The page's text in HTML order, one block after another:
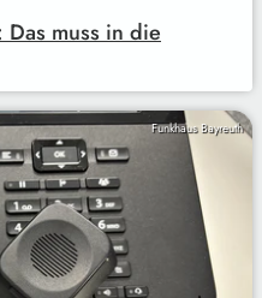
Das muss in die
Funkhaus Bayreuth